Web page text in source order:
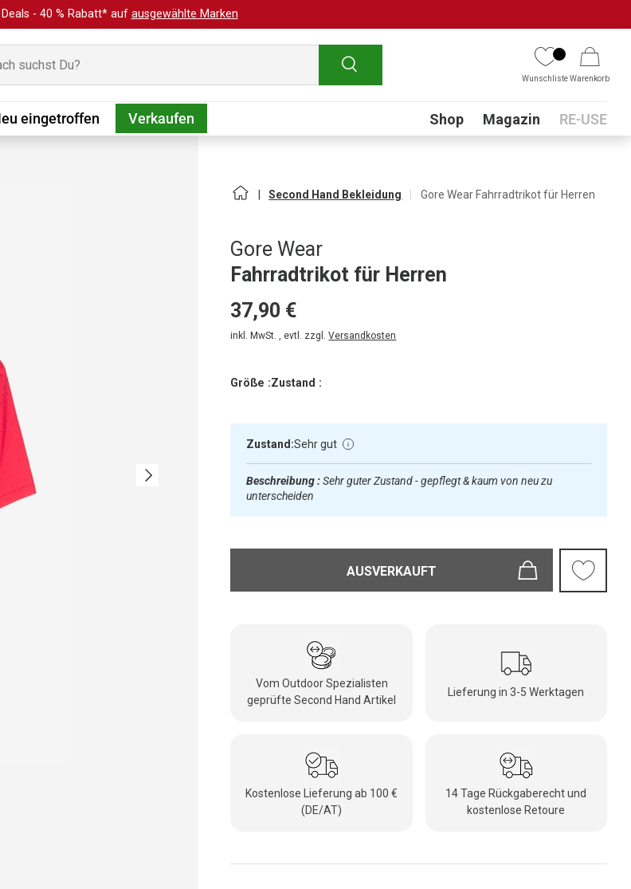
- 40 % Rabatt* auf ausgewählte Marken
Suchen
WunschlisteWarenkorb
eingetroffen Verkaufen Submenu
Shop Magazin RE-USE
Nächste
Second Hand Bekleidung Gore Wear Fahrradtrikot für Herren
Gore Wear
Fahrradtrikot für Herren
37,90 €
inkl. MwSt. , evtl. zzgl.Versandkosten
Größe :Zustand :
Zustand:Sehr gut
Beschreibung :Sehr guter Zustand - gepflegt & kaum von neu zu
unterscheiden
AUSVERKAUFT
Vom Outdoor Spezialisten
geprüfte Second Hand Artikel
Lieferung in 3-5 Werktagen
Kostenlose Lieferung ab 100 €
(DE/AT)
14 Tage Rückgaberecht und
kostenlose Retoure